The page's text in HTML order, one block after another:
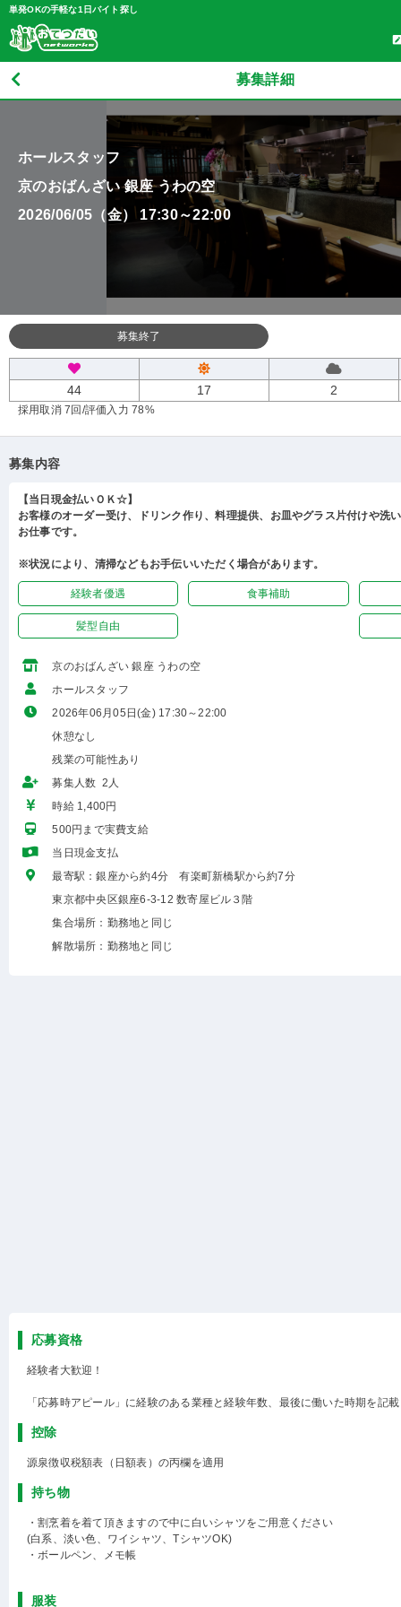
単発OKの手軽な1日バイト探し
募集詳細
ホールスタッフ
京のおばんざい 銀座 うわの空
2026/06/05（金） 17:30～22:00
募集終了
44 17 2
採用取消 7回 /評価入力 78%
募集内容
【当日現金払いＯＫ☆】
お客様のオーダー受け、ドリンク作り、料理提供、お皿やグラス片付けや洗
お仕事です。
※状況により、清掃などもお手伝いいただく場合があります。
経験者優遇 食事補助
髪型自由
京のおばんざい 銀座 うわの空
ホールスタッフ
2026年06月05日(金) 17:30～22:00
休憩なし
残業の可能性あり
募集人数 2人
時給 1,400円
500円まで実費支給
当日現金支払
最寄駅：銀座から約4分 有楽町新橋駅から約7分
東京都中央区銀座6-3-12 数寄屋ビル３階
集合場所：勤務地と同じ
解散場所：勤務地と同じ
応募資格
経験者大歓迎！
「応募時アピール」に経験のある業種と経験年数、最後に働いた時期を記
控除
源泉徴収税額表（日額表）の丙欄を適用
持ち物
・割烹着を着て頂きますので中に白いシャツをご用意ください
(白系、淡い色、ワイシャツ、TシャツOK)
・ボールペン、メモ帳
服装